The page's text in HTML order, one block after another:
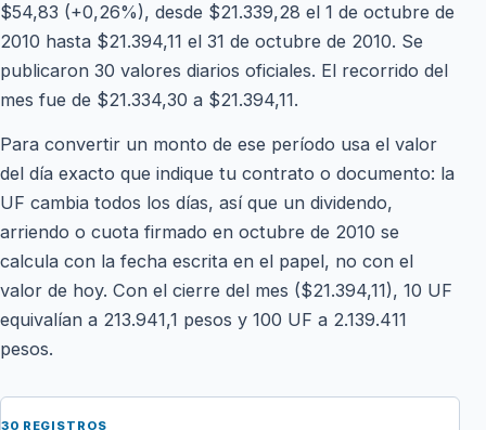
$54,83 (+0,26%), desde $21.339,28 el 1 de octubre de
2010 hasta $21.394,11 el 31 de octubre de 2010. Se
publicaron 30 valores diarios oficiales. El recorrido del
mes fue de $21.334,30 a $21.394,11.
Para convertir un monto de ese período usa el valor
del día exacto que indique tu contrato o documento: la
UF cambia todos los días, así que un dividendo,
arriendo o cuota firmado en octubre de 2010 se
calcula con la fecha escrita en el papel, no con el
valor de hoy. Con el cierre del mes ($21.394,11), 10 UF
equivalían a 213.941,1 pesos y 100 UF a 2.139.411
pesos.
30 REGISTROS